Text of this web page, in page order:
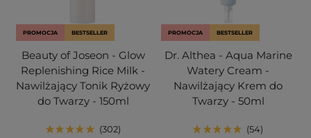
PROMOCJA BESTSELLER
Beauty of Joseon - Glow
Replenishing Rice Milk -
Nawilżający Tonik Ryżowy
do Twarzy - 150ml
302
PROMOCJA BESTSELLER
Dr. Althea - Aqua Marine
Watery Cream -
Nawilżający Krem do
Twarzy - 50ml
54